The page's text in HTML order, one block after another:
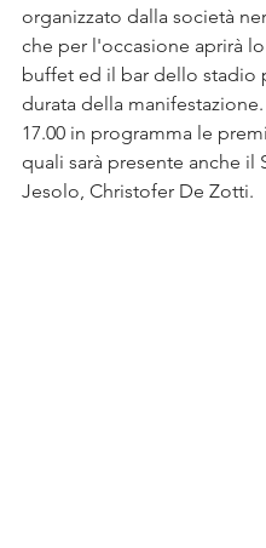
organizzato dalla società
che per l'occasione aprirà
buffet ed il bar dello stadio
durata della manifestazione.
17.00 in programma le
quali sarà presente anche il
Jesolo, Christofer De Zotti.